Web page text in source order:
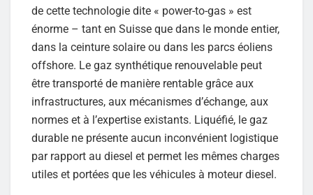
de cette technologie dite « power-to-gas » est
énorme – tant en Suisse que dans le monde entier,
dans la ceinture solaire ou dans les parcs éoliens
offshore. Le gaz synthétique renouvelable peut
être transporté de manière rentable grâce aux
infrastructures, aux mécanismes d’échange, aux
normes et à l’expertise existants. Liquéfié, le gaz
durable ne présente aucun inconvénient logistique
par rapport au diesel et permet les mêmes charges
utiles et portées que les véhicules à moteur diesel.